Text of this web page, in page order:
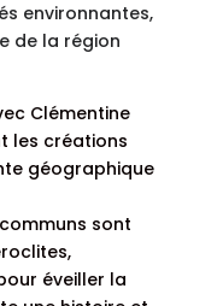
environnantes,
de la région
Clémentine
les créations
géographique
sont
éveiller la